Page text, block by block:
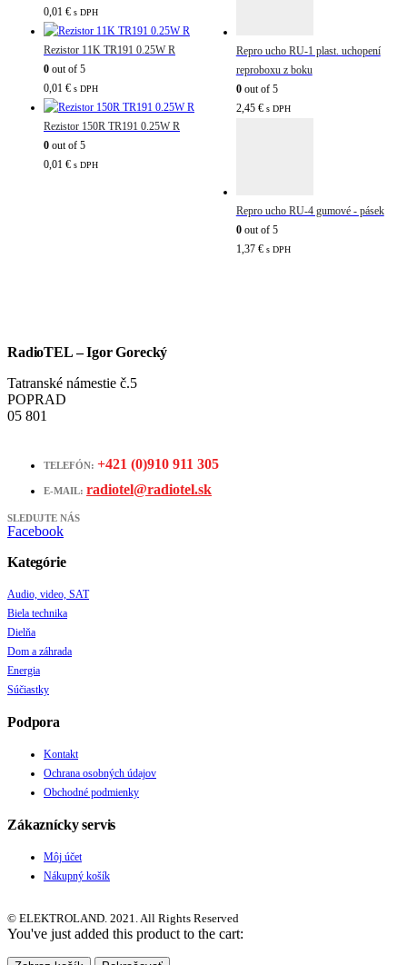
0,01 € s DPH
Rezistor 11K TR191 0.25W R
0 out of 5
0,01 € s DPH
Rezistor 150R TR191 0.25W R
0 out of 5
0,01 € s DPH
Repro ucho RU-1 plast. uchopení
reproboxu z boku
0out of 5
2,45 € s DPH
Repro ucho RU-4 gumové - pásek
0out of 5
1,37 € s DPH
RadioTEL – Igor Gorecký
Tatranské námestie č.5
POPRAD
05 801
TELEFÓN: +421 (0)910 911 305
E-MAIL: radiotel@radiotel.sk
SLEDUJTE NÁS
Facebook
Kategórie
Audio, video, SAT
Biela technika
Dielňa
Dom a záhrada
Energia
Súčiastky
Podpora
Kontakt
Ochrana osobných údajov
Obchodné podmienky
Zákaznícky servis
Môj účet
Nákupný košík
© ELEKTROLAND. 2021. All Rights Reserved
You've just added this product to the cart: